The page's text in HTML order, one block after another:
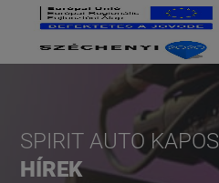
SPIRIT AUTO
HÍREK